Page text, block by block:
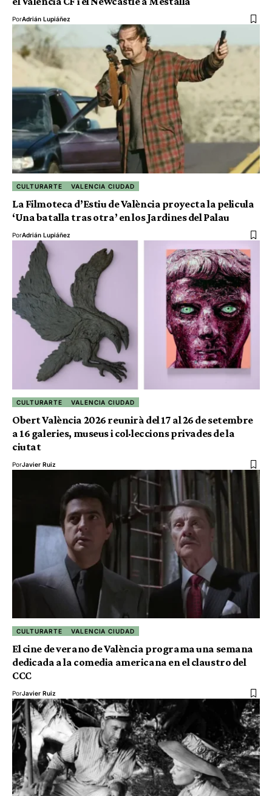
PorAdrián Lupiáñez
CULTURARTE VALENCIA CIUDAD
La Filmoteca d’Estiu de València proyecta la pelicula
‘Una batalla tras otra’ en los Jardines del Palau
PorAdrián Lupiáñez
CULTURARTE VALENCIA CIUDAD
Obert València 2026 reunirà del 17 al 26 de setembre
a 16 galeries, museus i col·leccions privades de la
ciutat
PorJavier Ruiz
CULTURARTE VALENCIA CIUDAD
El cine de verano de València programa una semana
dedicada a la comedia americana en el claustro del
CCC
PorJavier Ruiz